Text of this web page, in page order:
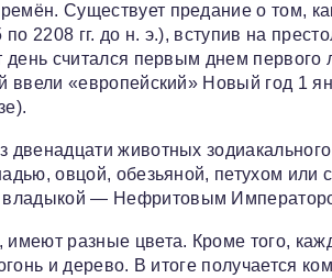
Существует предание о том,
2208 гг. до н. э.), вступив на
считался первым днем первого
ввели «европейский» Новый год 1
двенадцати животных
овцой, обезьяной, петухом или
владыкой — Нефритовым
разные цвета. Кроме того,
и дерево. В итоге получается